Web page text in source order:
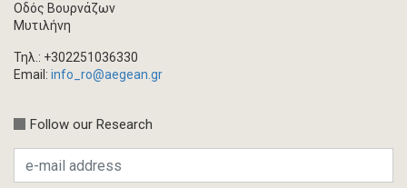
Οδός Βουρνάζων
Μυτιλήνη
Τηλ.: +302251036330
Email: info_ro@aegean.gr
Follow our Research